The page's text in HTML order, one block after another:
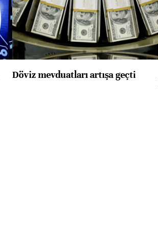
Döviz mevduatları artışa geçti